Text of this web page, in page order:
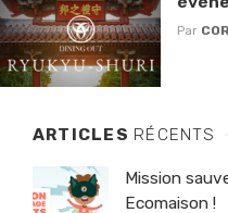
Par
ARTICLES RÉCENTS
Mission
Ecomaison !